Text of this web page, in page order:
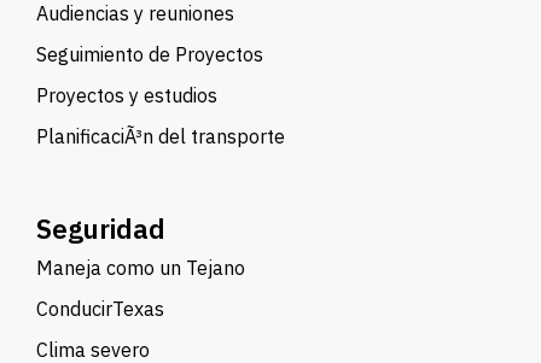
Audiencias y reuniones
Seguimiento de Proyectos
Proyectos y estudios
PlanificaciÃ³n del transporte
Seguridad
Maneja como un Tejano
ConducirTexas
Clima severo